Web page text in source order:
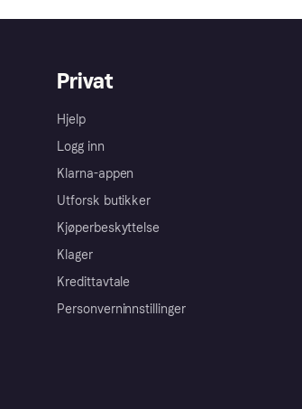
Privat
Hjelp
Logg inn
Klarna-appen
Utforsk butikker
Kjøperbeskyttelse
Klager
Kredittavtale
Personverninnstillinger